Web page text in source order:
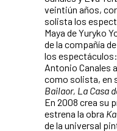
veintiún años,
solista los
Maya de Yuryko
de la compañía
los espectáculos:
Antonio Canales
como solista, en
Bailaor, La Casa
En 2008 crea su
estrena la obra
de la universal